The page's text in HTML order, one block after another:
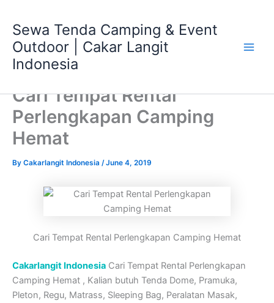
content
Sewa Tenda Camping & Event
Outdoor | Cakar Langit
Indonesia
Cari Tempat Rental
Perlengkapan Camping
Hemat
By Cakarlangit Indonesia /June 4, 2019
Cari Tempat Rental Perlengkapan Camping Hemat
Cakarlangit Indonesia Cari Tempat Rental Perlengkapan
Camping Hemat , Kalian butuh Tenda Dome, Pramuka,
Pleton, Regu, Matrass, Sleeping Bag, Peralatan Masak,